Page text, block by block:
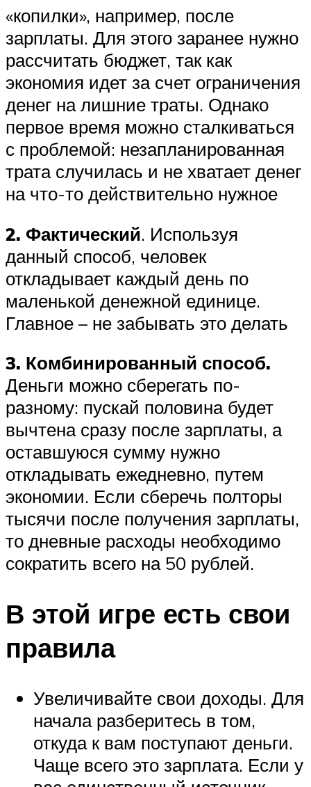
«копилки», например, после
зарплаты. Для этого заранее нужно
рассчитать бюджет, так как
экономия идет за счет ограничения
денег на лишние траты. Однако
первое время можно сталкиваться
с проблемой: незапланированная
трата случилась и не хватает денег
на что-то действительно нужное
2. Фактический. Используя
данный способ, человек
откладывает каждый день по
маленькой денежной единице.
Главное – не забывать это делать
3. Комбинированный способ.
Деньги можно сберегать по-
разному: пускай половина будет
вычтена сразу после зарплаты, а
оставшуюся сумму нужно
откладывать ежедневно, путем
экономии. Если сберечь полторы
тысячи после получения зарплаты,
то дневные расходы необходимо
сократить всего на 50 рублей.
В этой игре есть свои
правила
Увеличивайте свои доходы. Для
начала разберитесь в том,
откуда к вам поступают деньги.
Чаще всего это зарплата. Если у